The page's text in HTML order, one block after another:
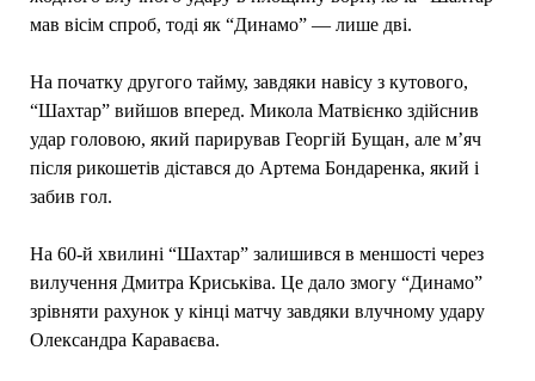
мав вісім спроб, тоді як “Динамо” — лише дві.
На початку другого тайму, завдяки навісу з кутового,
“Шахтар” вийшов вперед. Микола Матвієнко здійснив
удар головою, який парирував Георгій Бущан, але м’яч
після рикошетів дістався до Артема Бондаренка, який і
забив гол.
На 60-й хвилині “Шахтар” залишився в меншості через
вилучення Дмитра Криськіва. Це дало змогу “Динамо”
зрівняти рахунок у кінці матчу завдяки влучному удару
Олександра Караваєва.